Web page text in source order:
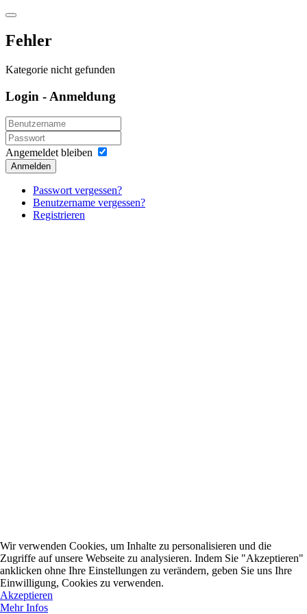
Fehler
Kategorie nicht gefunden
Login - Anmeldung
Angemeldet bleiben
Anmelden
Passwort vergessen?
Benutzername vergessen?
Registrieren
Wir verwenden Cookies, um Inhalte zu personalisieren und die
Zugriffe auf unsere Webseite zu analysieren. Indem Sie "Akzeptieren"
anklicken ohne Ihre Einstellungen zu verändern, geben Sie uns Ihre
Einwilligung, Cookies zu verwenden.
Akzeptieren
Mehr Infos